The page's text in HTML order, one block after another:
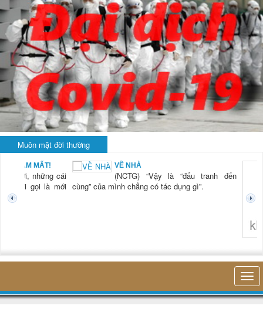
Muôn mặt đời thường
MẤT!
những cái
gọi là mới
VỀ NHÀ
(NCTG) “Vậy là “đấu tranh đến
cùng” của mình chẳng có tác dụng gì”.